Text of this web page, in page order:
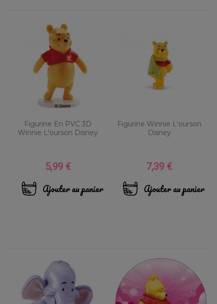
Figurine En PVC 3D
Winnie L'ourson Disney
Prix
5,99 €
Ajouter au panier
Figurine Winnie L'ourson
Disney
Prix
7,39 €
Ajouter au panier